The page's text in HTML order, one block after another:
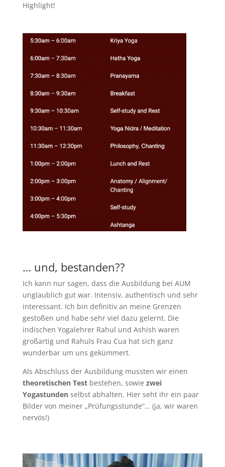
Highlight!
… und, bestanden??
Ich kann nur sagen, dass die Ausbildung bei AUM
unglaublich gut war. Intensiv, authentisch und sehr
interessant. Ich bin definitiv an meine Grenzen
gestoßen und habe sehr viel dazu gelernt. Die
indischen Yogalehrer Rahul und Ashish waren
großartig und Rahuls Frau Cua hat sich ganz
wunderbar um uns gekümmert.
Als Abschluss der Ausbildung mussten wir einen
theoretischen Testbestehen, sowie zwei
Yogastundenselbst abhalten. Hier seht ihr ein paar
Bilder von meiner „Prüfungsstunde“… (ja, wir waren
nervös!)